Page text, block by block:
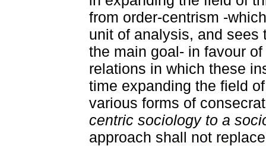
from order-centrism -
unit of analysis, and
the main goal- in favour
relations in which these
time expanding the field
various forms of
centric sociology to a
approach shall not